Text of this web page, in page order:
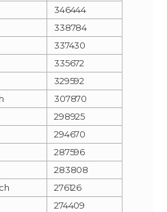
346444
338784
337430
335672
329592
307870
298925
294670
287596
283808
276126
274409